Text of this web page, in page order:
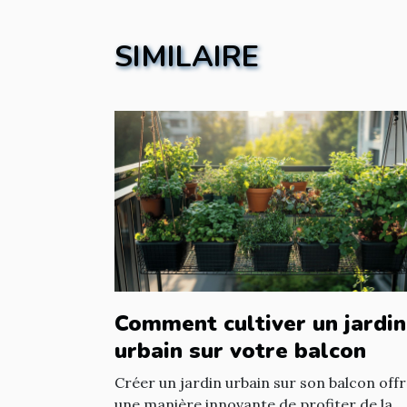
SIMILAIRE
Comment cultiver un jardin
urbain sur votre balcon
Créer un jardin urbain sur son balcon